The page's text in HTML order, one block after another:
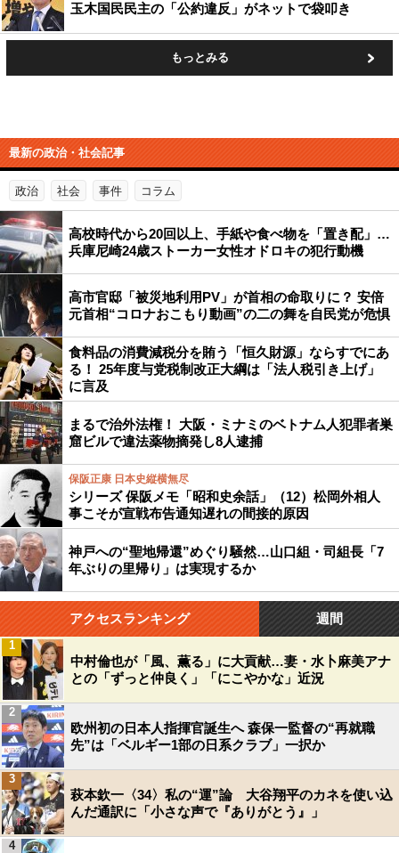
玉木国民民主の「公約違反」がネットで袋叩き
もっとみる
最新の政治・社会記事
政治 社会 事件 コラム
高校時代から20回以上、手紙や食べ物を「置き配」…
兵庫尼崎24歳ストーカー女性オドロキの犯行動機
高市官邸「被災地利用PV」が首相の命取りに？ 安倍
元首相“コロナおこもり動画”の二の舞を自民党が危惧
食料品の消費減税分を賄う「恒久財源」ならすでにあ
る！ 25年度与党税制改正大綱は「法人税引き上げ」
に言及
まるで治外法権！ 大阪・ミナミのベトナム人犯罪者巣
窟ビルで違法薬物摘発し8人逮捕
保阪正康 日本史縦横無尽
シリーズ 保阪メモ「昭和史余話」（12）松岡外相人
事こそが宣戦布告通知遅れの間接的原因
神戸への“聖地帰還”めぐり騒然…山口組・司組長「7
年ぶりの里帰り」は実現するか
アクセスランキング 週間
中村倫也が「風、薫る」に大貢献…妻・水卜麻美アナ
との「ずっと仲良く」「にこやかな」近況
1
欧州初の日本人指揮官誕生へ 森保一監督の“再就職
先”は「ベルギー1部の日系クラブ」一択か
2
萩本欽一〈34〉私の“運”論 大谷翔平のカネを使い込
んだ通訳に「小さな声で『ありがとう』」
3
4